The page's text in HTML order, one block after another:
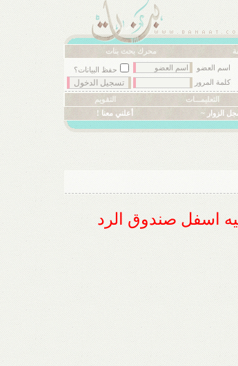
محرك بحث بنات
اسم العضو
حفظ البيانات؟
كلمة المرور
التعليمـــات
التقويم
الزوار ~ أعلني معنا !
اسفل صندوق الرد